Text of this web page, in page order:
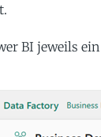
BI jeweils